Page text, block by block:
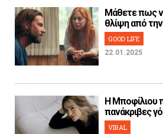
Μάθετε πως
θλίψη από
GOOD LIFE
22.01.2025
H Μποφίλιου
πανάκριβες
VIRAL